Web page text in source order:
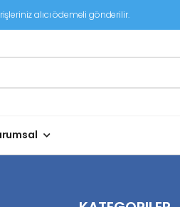
alıcı ödemeli gönderilir.